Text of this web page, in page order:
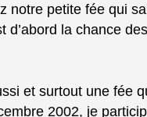
notre petite fée qui
d’abord la chance des
et surtout une fée
2002, je